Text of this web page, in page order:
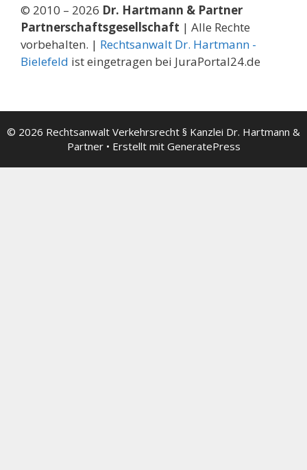
© 2010 – 2026 Dr. Hartmann & Partner
Partnerschaftsgesellschaft | Alle Rechte
vorbehalten. | Rechtsanwalt Dr. Hartmann -
Bielefeld ist eingetragen bei JuraPortal24.de
© 2026 Rechtsanwalt Verkehrsrecht § Kanzlei Dr. Hartmann &
Partner• Erstellt mit GeneratePress